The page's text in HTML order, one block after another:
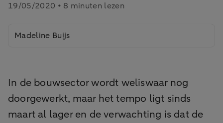
19/05/2020 • 8 minuten lezen
Madeline Buijs
In de bouwsector wordt weliswaar nog
doorgewerkt, maar het tempo ligt sinds
maart al lager en de verwachting is dat de